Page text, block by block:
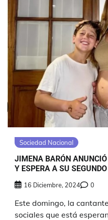
Sociedad Nacional
JIMENA BARÓN
Y ESPERA A SU
16 Diciembre, 2024 0
Este domingo, la
sociales que está